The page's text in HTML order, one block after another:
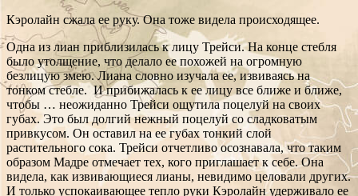
Кэролайн сжала ее руку. Она тоже видела происходящее.
Одна из лиан приблизилась к лицу Трейси. На конце стебля
было утолщение, что делало ее похожей на огромную
безлицую змею. Лиана словно изучала ее, извиваясь на
тонком стебле. И прибижалась к ее лицу все ближе и ближе,
чтобы … неожиданно Трейси ощутила поцелуй на своих
губах. Это был долгий нежный поцелуй со сладковатым
привкусом. Он оставил на ее губах тонкий слой
растительного сока. Трейси отчетливо осознавала, что таким
образом Мадре отмечает тех, кого приглашает к себе. Она
видела, как извивающиеся лианы, невидимо целовали других.
И только успокаивающее тепло руки Кэролайн удерживало ее